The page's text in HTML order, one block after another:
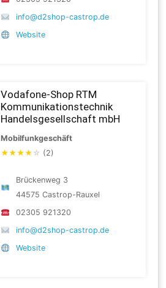
info@d2shop-castrop.de
Website
Vodafone-Shop RTM
Kommunikationstechnik
Handelsgesellschaft mbH
Mobilfunkgeschäft
★★★★ ☆ (2)
Brückenweg 3
44575 Castrop-Rauxel
02305 921320
info@d2shop-castrop.de
Website